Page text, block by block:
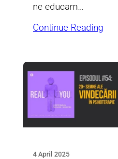
ne educam…
Continue Reading
4 April 2025